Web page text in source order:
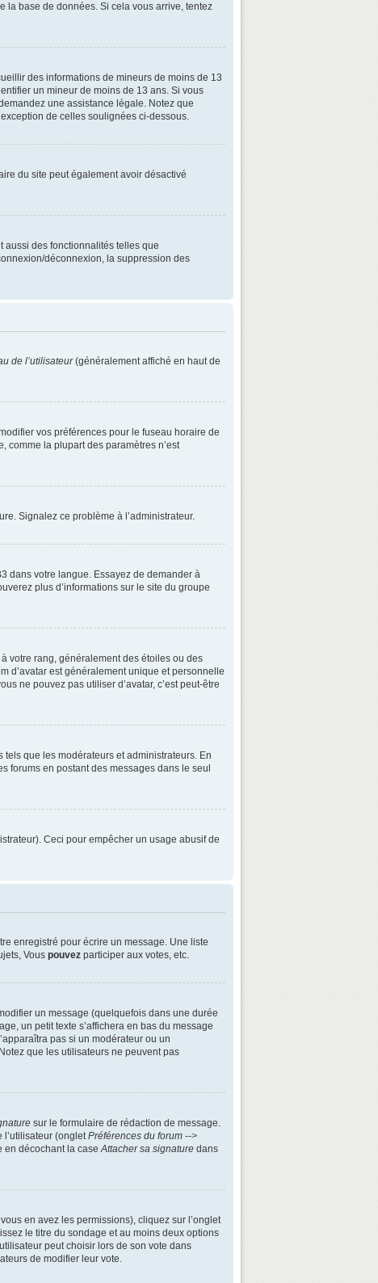
la base de données. Si cela vous arrive, tentez
des informations de mineurs de moins de 13
un mineur de moins de 13 ans. Si vous
une assistance légale. Notez que
de celles soulignées ci-dessous.
du site peut également avoir désactivé
aussi des fonctionnalités telles que
déconnexion, la suppression des
de l’utilisateur(généralement affiché en haut de
vos préférences pour le fuseau horaire de
comme la plupart des paramètres n’est
Signalez ce problème à l’administrateur.
dans votre langue. Essayez de demander à
plus d’informations sur le site du groupe
votre rang, généralement des étoiles ou des
d’avatar est généralement unique et personnelle
ne pouvez pas utiliser d’avatar, c’est peut-être
que les modérateurs et administrateurs. En
forums en postant des messages dans le seul
Ceci pour empêcher un usage abusif de
enregistré pour écrire un message. Une liste
Vous pouvez participer aux votes, etc.
un message (quelquefois dans une durée
un petit texte s’affichera en bas du message
pas si un modérateur ou un
que les utilisateurs ne peuvent pas
sur le formulaire de rédaction de message.
l’utilisateur (ongletPréférences du forum -->
en décochant la caseAttacher sa signature dans
en avez les permissions), cliquez sur l’onglet
le titre du sondage et au moins deux options
peut choisir lors de son vote dans
de modifier leur vote.